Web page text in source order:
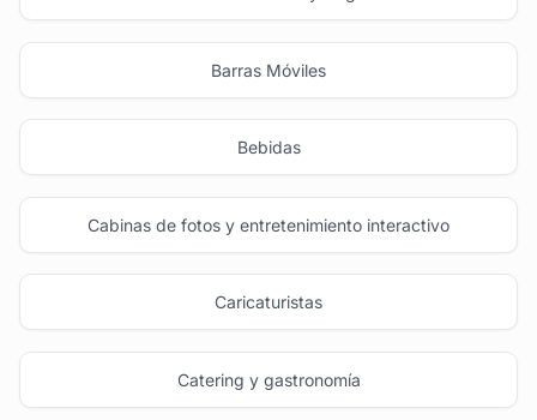
Barras Móviles
Bebidas
Cabinas de fotos y entretenimiento interactivo
Caricaturistas
Catering y gastronomía